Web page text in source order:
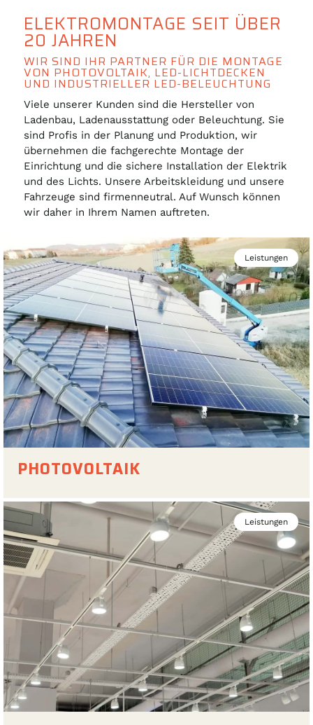
ELEKTROMONTAGE SEIT ÜBER
20 JAHREN
WIR SIND IHR PARTNER FÜR DIE MONTAGE
VON PHOTOVOLTAIK, LED-LICHTDECKEN
UND INDUSTRIELLER LED-BELEUCHTUNG
Viele unserer Kunden sind die Hersteller von
Ladenbau, Ladenausstattung oder Beleuchtung. Sie
sind Profis in der Planung und Produktion, wir
übernehmen die fachgerechte Montage der
Einrichtung und die sichere Installation der Elektrik
und des Lichts. Unsere Arbeitskleidung und unsere
Fahrzeuge sind firmenneutral. Auf Wunsch können
wir daher in Ihrem Namen auftreten.
Leistungen
PHOTOVOLTAIK
Leistungen